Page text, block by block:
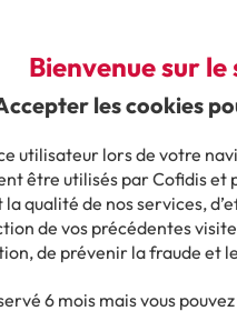
effets d'une
?
peut avoir un impact sur
augmente le coût de l'
prolongée.
être utile si vous avez
Bienvenue sur
les cookies
utilisateur lors de votre
être utilisés par Cofidis et
qualité de nos services,
de vos précédentes
de prévenir la fraude et
6 mois mais vous